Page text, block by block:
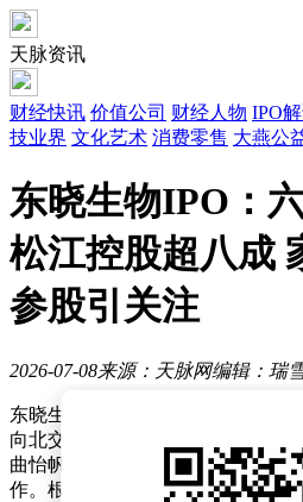
天脉资讯
财经快讯 价值公司 财经人物 IPO
技业界 文化艺术 消费零售 大燕公
东晓生物IPO：
松江控股超八成
参股引关注
2026-07-08来源：天脉网编辑：瑞
东晓生物科技股份有限公司（以下
向北交所提交IPO申请并获得受理
曲怡帆、张刚为保荐代表人，中
作。根据招股书披露，这家以玉米